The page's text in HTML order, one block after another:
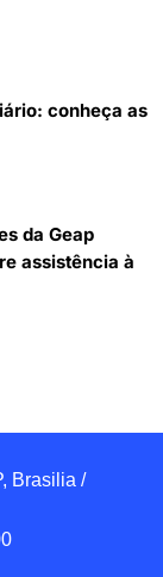
conheça as
da Geap
assistência à
Brasilia /